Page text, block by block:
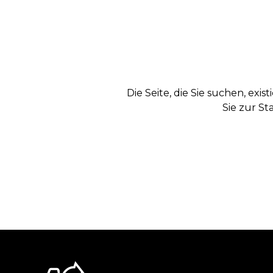
Die Seite, die Sie suchen,
Sie zur